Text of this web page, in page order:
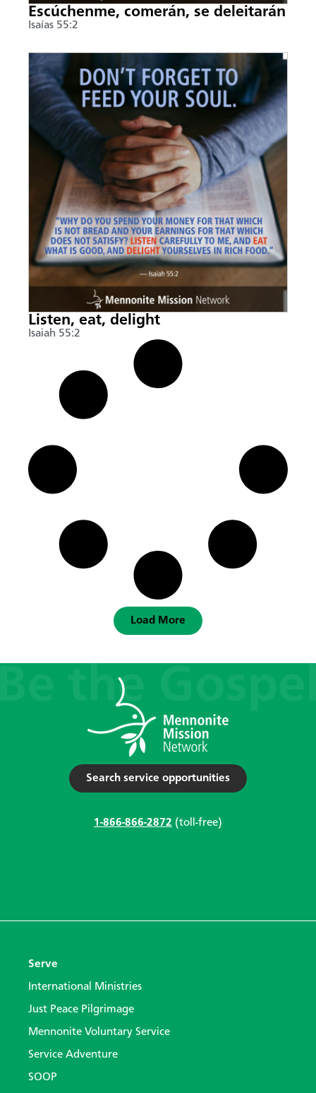
Escúchenme, comerán, se deleitarán
Isaías 55:2
Listen, eat, delight
Isaiah 55:2
Load More
Search service opportunities
1-866-866-2872 (toll-free)
Serve
International Ministries
Just Peace Pilgrimage
Mennonite Voluntary Service
Service Adventure
SOOP